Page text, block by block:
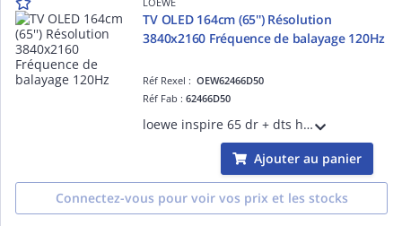
TV OLED 164cm (65'') Résolution
3840x2160 Fréquence de balayage 120Hz
Réf Rexel :OEW62466D50
Réf Fab :62466D50
loewe inspire 65 dr + dts hd, dts x, dolby vision, dolby atmos, computerbild, hifi.de 9.3, satvision, connect, audiovision
Ajouter au panier
Connectez-vous pour voir vos prix et les stocks